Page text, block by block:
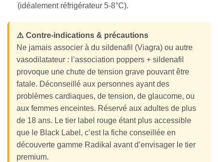
(idéalement réfrigérateur 5-8°C).
⚠️ Contre-indications & précautions
Ne jamais associer à du sildenafil (Viagra) ou autre
vasodilatateur : l’association poppers + sildenafil
provoque une chute de tension grave pouvant être
fatale. Déconseillé aux personnes ayant des
problèmes cardiaques, de tension, de glaucome, ou
aux femmes enceintes. Réservé aux adultes de plus
de 18 ans. Le tier label rouge étant plus accessible
que le Black Label, c’est la fiche conseillée en
découverte gamme Radikal avant d’envisager le tier
premium.